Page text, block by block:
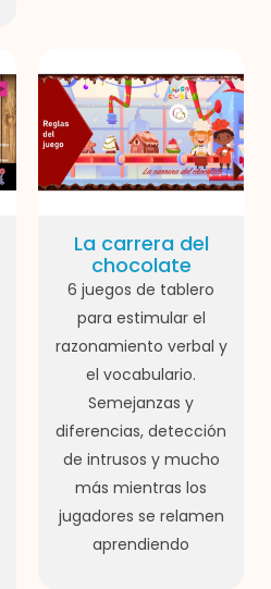
La carrera del
chocolate
6 juegos de tablero
para estimular el
razonamiento verbal y
el vocabulario.
Semejanzas y
diferencias, detección
de intrusos y mucho
más mientras los
jugadores se relamen
aprendiendo